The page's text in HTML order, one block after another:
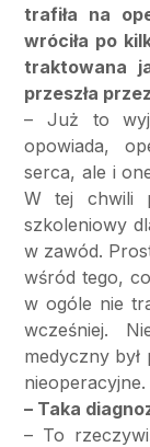
trafiła na
wróciła po
traktowana
przeszła
– Już to
opowiada,
serca, ale i
W tej chwili
szkoleniowy
w zawód.
wśród tego,
w ogóle nie
wcześniej.
medyczny
nieoperacyjne.
– Taka
– To